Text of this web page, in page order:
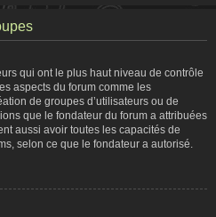
qui ont le plus haut niveau de contrôle
aspects du forum comme les
de groupes d’utilisateurs ou de
que le fondateur du forum a attribuées
aussi avoir toutes les capacités de
selon ce que le fondateur a autorisé.